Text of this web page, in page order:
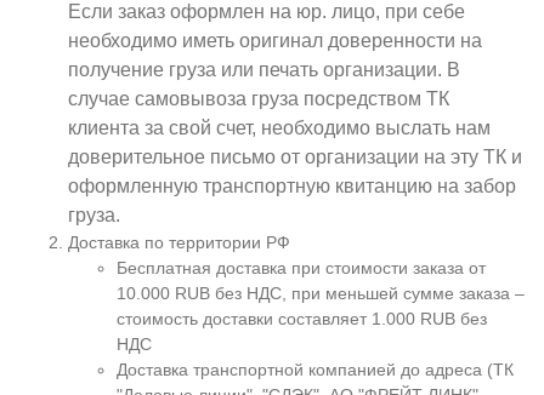
Если заказ оформлен на юр. лицо, при себе
необходимо иметь оригинал доверенности на
получение груза или печать организации. В
случае самовывоза груза посредством ТК
клиента за свой счет, необходимо выслать нам
доверительное письмо от организации на эту ТК и
оформленную транспортную квитанцию на забор
груза.
Доставка по территории РФ
Бесплатная доставка при стоимости заказа от
10.000 RUB без НДС, при меньшей сумме заказа –
стоимость доставки составляет 1.000 RUB без
НДС
Доставка транспортной компанией до адреса (ТК